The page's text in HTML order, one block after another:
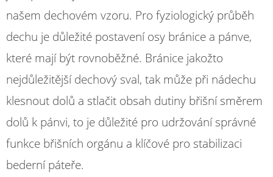
našem dechovém vzoru. Pro fyziologický průběh
dechu je důležité postavení osy bránice a pánve,
které mají být rovnoběžné. Bránice jakožto
nejdůležitější dechový sval, tak může při nádechu
klesnout dolů a stlačit obsah dutiny břišní směrem
dolů k pánvi, to je důležité pro udržování správné
funkce břišních orgánu a klíčové pro stabilizaci
bederní páteře.